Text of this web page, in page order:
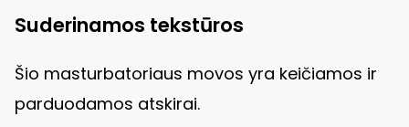
Suderinamos tekstūros
Šio masturbatoriaus movos yra keičiamos ir
parduodamos atskirai.